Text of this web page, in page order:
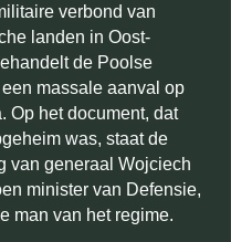
verbond van
landen in Oost-
de Poolse
massale aanval op
Op het document, dat
was, staat de
van generaal Wojciech
minister van Defensie,
man van het regime.